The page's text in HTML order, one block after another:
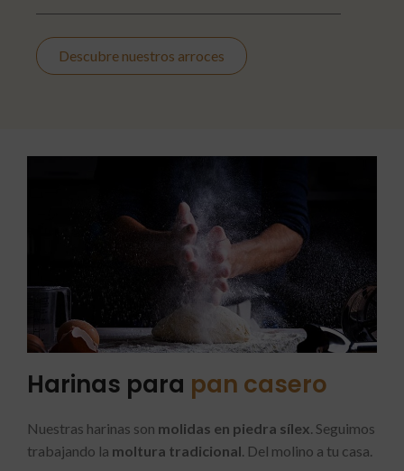
Descubre nuestros arroces
Harinas para pan casero
Nuestras harinas son molidas en piedra sílex. Seguimos
trabajando la moltura tradicional. Del molino a tu casa.